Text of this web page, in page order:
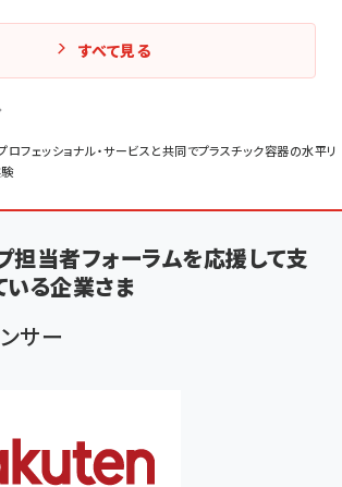
ロフェッショナル・サービスと共同でプラスチック容器の水平リ
すべて見る
担当者フォーラムを応援して支
いる企業さま
サー